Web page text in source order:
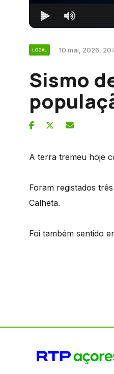
LOCAL 10 mai, 2026,
Sismo
A terra tremeu hoje
Foram registados
Calheta.
Foi também sentido